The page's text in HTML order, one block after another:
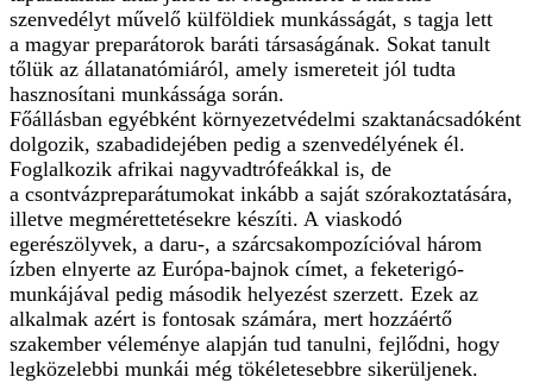
szenvedélyt művelő külföldiek munkásságát, s tagja lett
a magyar preparátorok baráti társaságának. Sokat tanult
tőlük az állatanatómiá­ról, amely ismereteit jól tudta
hasznosítani munkássága során.
Főállásban egyébként környezetvédelmi szaktanácsadóként
dolgozik, szabadidejében pedig a szenvedélyének él.
Foglalkozik afrikai nagyvad­trófeákkal is, de
a csontvázpreparátumokat inkább a saját szórakoztatására,
illetve megmérettetésekre készíti. A viaskodó
egerészölyvek, a daru-, a szárcsakompozícióval három
ízben elnyerte az Európa-bajnok címet, a feketerigó-
munkájával pedig második helyezést szerzett. Ezek az
alkalmak azért is fontosak számára, mert hozzáértő
szakember véleménye alapján tud tanulni, fejlődni, hogy
legközelebbi munkái még tökéletesebbre sikerüljenek.